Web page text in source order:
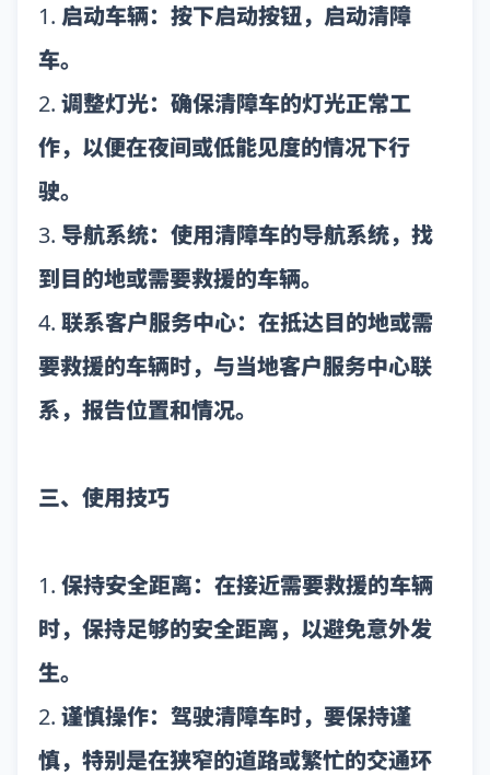
1. 启动车辆：按下启动按钮，启动清障
车。
2. 调整灯光：确保清障车的灯光正常工
作，以便在夜间或低能见度的情况下行
驶。
3. 导航系统：使用清障车的导航系统，找
到目的地或需要救援的车辆。
4. 联系客户服务中心：在抵达目的地或需
要救援的车辆时，与当地客户服务中心联
系，报告位置和情况。
三、使用技巧
1. 保持安全距离：在接近需要救援的车辆
时，保持足够的安全距离，以避免意外发
生。
2. 谨慎操作：驾驶清障车时，要保持谨
慎，特别是在狭窄的道路或繁忙的交通环